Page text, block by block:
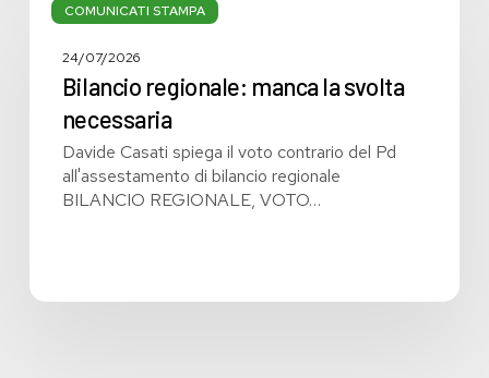
COMUNICATI STAMPA
regionale:
svolta
24/07/2026
Bilancio regionale: manca la svolta
necessaria
Davide Casati spiega il voto contrario del Pd
all'assestamento di bilancio regionale
BILANCIO REGIONALE, VOTO…